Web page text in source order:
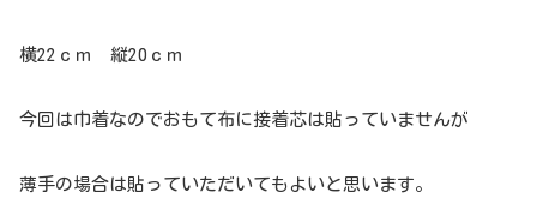
横22ｃｍ 縦20ｃｍ
今回は巾着なのでおもて布に接着芯は貼っていませんが
薄手の場合は貼っていただいてもよいと思います。